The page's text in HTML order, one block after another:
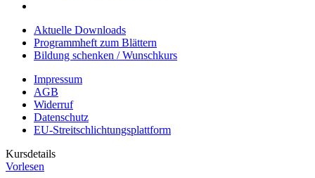
Aktuelle Downloads
Programmheft zum Blättern
Bildung schenken / Wunschkurs
Impressum
AGB
Widerruf
Datenschutz
EU-Streitschlichtungsplattform
Kursdetails
Vorlesen